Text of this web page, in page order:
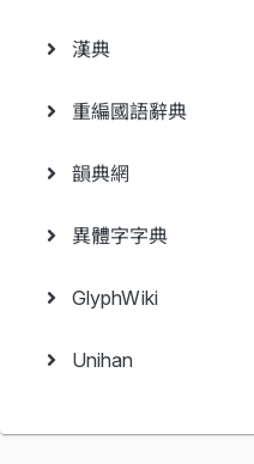
漢典
重編國語辭典
韻典網
異體字字典
GlyphWiki
Unihan